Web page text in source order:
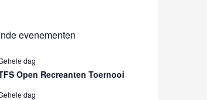
evenementen
dag
Open Recreanten Toernooi
dag